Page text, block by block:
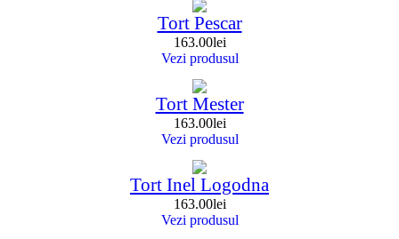
Tort Pescar
163.00lei
Vezi produsul
Tort Mester
163.00lei
Vezi produsul
Tort Inel Logodna
163.00lei
Vezi produsul